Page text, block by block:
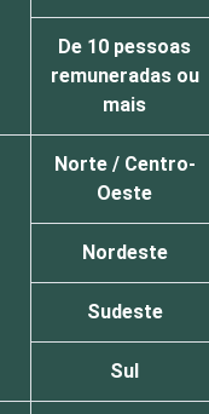
De 10 pessoas
remuneradas ou
mais
Norte / Centro-
Oeste
Nordeste
Sudeste
Sul